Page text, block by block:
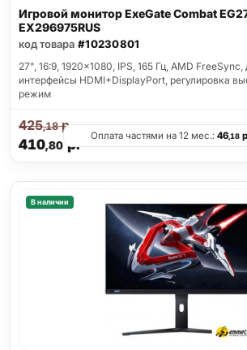
Игровой монитор ExeGate Combat
EX296975RUS
код товара #10230801
27", 16:9, 1920x1080, IPS, 165 Гц, AMD
интерфейсы HDMI+DisplayPort, регулировка
режим
410,80р.
425,18р.
Оплата частями на 12 мес.:46,18
В наличии